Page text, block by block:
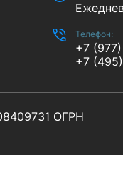
Телефон:
+7
+7
ОГРН